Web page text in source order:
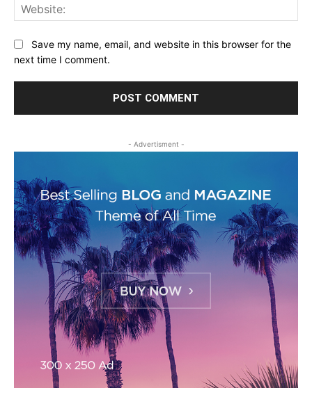
Save my name, email, and website in this browser for the
next time I comment.
- Advertisment -